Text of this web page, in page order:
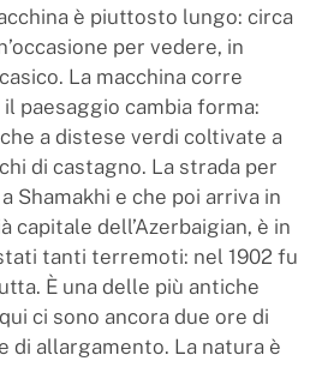
è piuttosto lungo: circa
per vedere, in
La macchina corre
paesaggio cambia forma:
a distese verdi coltivate a
di castagno. La strada per
Shamakhi e che poi arriva in
capitale dell’Azerbaigian, è in
tanti terremoti: nel 1902 fu
È una delle più antiche
ci sono ancora due ore di
di allargamento. La natura è